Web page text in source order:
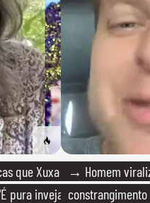
que Xuxa
pura inveja
→ Homem